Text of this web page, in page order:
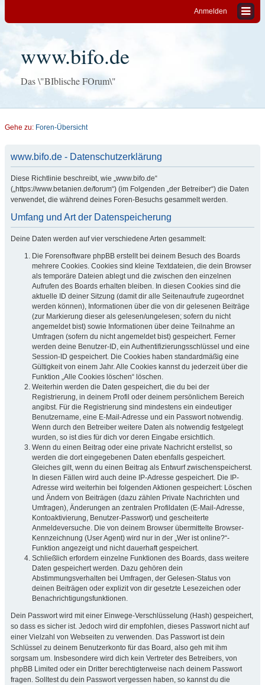
Anmelden
www.bifo.de
Das \"BIblische FOrum\"
Gehe zu: Foren-Übersicht
www.bifo.de - Datenschutzerklärung
Diese Richtlinie beschreibt, wie „www.bifo.de“
(„https://www.betanien.de/forum“) (im Folgenden „der Betreiber“) die Daten
verwendet, die während deines Foren-Besuchs gesammelt werden.
Umfang und Art der Datenspeicherung
Deine Daten werden auf vier verschiedene Arten gesammelt:
Die Forensoftware phpBB erstellt bei deinem Besuch des Boards
mehrere Cookies. Cookies sind kleine Textdateien, die dein Browser
als temporäre Dateien ablegt und die zwischen den einzelnen
Aufrufen des Boards erhalten bleiben. In diesen Cookies sind die
aktuelle ID deiner Sitzung (damit dir alle Seitenaufrufe zugeordnet
werden können), Informationen über die von dir gelesenen Beiträge
(zur Markierung dieser als gelesen/ungelesen; sofern du nicht
angemeldet bist) sowie Informationen über deine Teilnahme an
Umfragen (sofern du nicht angemeldet bist) gespeichert. Ferner
werden deine Benutzer-ID, ein Authentifizierungsschlüssel und eine
Session-ID gespeichert. Die Cookies haben standardmäßig eine
Gültigkeit von einem Jahr. Alle Cookies kannst du jederzeit über die
Funktion „Alle Cookies löschen“ löschen.
Weiterhin werden die Daten gespeichert, die du bei der
Registrierung, in deinem Profil oder deinem persönlichem Bereich
angibst. Für die Registrierung sind mindestens ein eindeutiger
Benutzername, eine E-Mail-Adresse und ein Passwort notwendig.
Wenn durch den Betreiber weitere Daten als notwendig festgelegt
wurden, so ist dies für dich vor deren Eingabe ersichtlich.
Wenn du einen Beitrag oder eine private Nachricht erstellst, so
werden die dort eingegebenen Daten ebenfalls gespeichert.
Gleiches gilt, wenn du einen Beitrag als Entwurf zwischenspeicherst.
In diesen Fällen wird auch deine IP-Adresse gespeichert. Die IP-
Adresse wird weiterhin bei folgenden Aktionen gespeichert: Löschen
und Ändern von Beiträgen (dazu zählen Private Nachrichten und
Umfragen), Änderungen an zentralen Profildaten (E-Mail-Adresse,
Kontoaktivierung, Benutzer-Passwort) und gescheiterte
Anmeldeversuche. Die von deinem Browser übermittelte Browser-
Kennzeichnung (User Agent) wird nur in der „Wer ist online?“-
Funktion angezeigt und nicht dauerhaft gespeichert.
Schließlich erfordern einzelne Funktionen des Boards, dass weitere
Daten gespeichert werden. Dazu gehören dein
Abstimmungsverhalten bei Umfragen, der Gelesen-Status von
deinen Beiträgen oder explizit von dir gesetzte Lesezeichen oder
Benachrichtigungsfunktionen.
Dein Passwort wird mit einer Einwege-Verschlüsselung (Hash) gespeichert,
so dass es sicher ist. Jedoch wird dir empfohlen, dieses Passwort nicht auf
einer Vielzahl von Webseiten zu verwenden. Das Passwort ist dein
Schlüssel zu deinem Benutzerkonto für das Board, also geh mit ihm
sorgsam um. Insbesondere wird dich kein Vertreter des Betreibers, von
phpBB Limited oder ein Dritter berechtigterweise nach deinem Passwort
fragen. Solltest du dein Passwort vergessen haben, so kannst du die